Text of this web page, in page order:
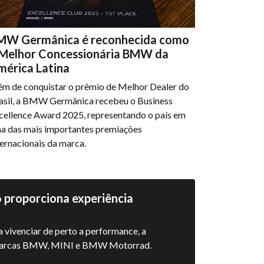
Germânica é reconhecida como
Concessionária BMW da
Latina
de conquistar o prêmio de Melhor Dealer do
a BMW Germânica recebeu o Business
Award 2025, representando o país em
das mais importantes premiações
da marca.
experiência
vivenciar de perto a performance, a
BMW, MINI e BMW Motorrad.